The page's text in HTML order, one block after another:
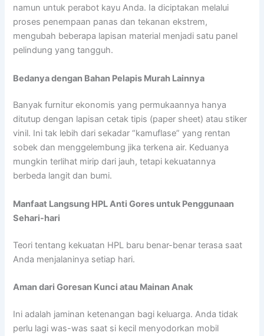
namun untuk perabot kayu Anda. Ia diciptakan melalui
proses penempaan panas dan tekanan ekstrem,
mengubah beberapa lapisan material menjadi satu panel
pelindung yang tangguh.
Bedanya dengan Bahan Pelapis Murah Lainnya
Banyak furnitur ekonomis yang permukaannya hanya
ditutup dengan lapisan cetak tipis (paper sheet) atau stiker
vinil. Ini tak lebih dari sekadar “kamuflase” yang rentan
sobek dan menggelembung jika terkena air. Keduanya
mungkin terlihat mirip dari jauh, tetapi kekuatannya
berbeda langit dan bumi.
Manfaat Langsung HPL Anti Gores untuk Penggunaan
Sehari-hari
Teori tentang kekuatan HPL baru benar-benar terasa saat
Anda menjalaninya setiap hari.
Aman dari Goresan Kunci atau Mainan Anak
Ini adalah jaminan ketenangan bagi keluarga. Anda tidak
perlu lagi was-was saat si kecil menyodorkan mobil